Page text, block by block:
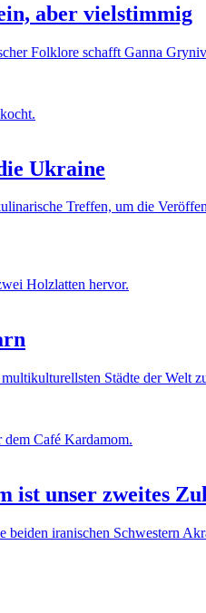
aber vielstimmig
Folklore schafft Ganna
Ukraine
Treffen, um die
Städte der Welt
ist unser zweites
beiden iranischen Schwestern